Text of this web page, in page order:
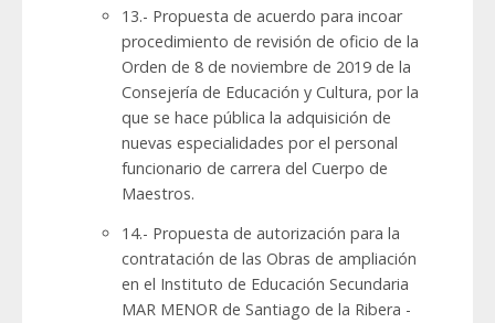
13.- Propuesta de acuerdo para incoar
procedimiento de revisión de oficio de la
Orden de 8 de noviembre de 2019 de la
Consejería de Educación y Cultura, por la
que se hace pública la adquisición de
nuevas especialidades por el personal
funcionario de carrera del Cuerpo de
Maestros.
14.- Propuesta de autorización para la
contratación de las Obras de ampliación
en el Instituto de Educación Secundaria
MAR MENOR de Santiago de la Ribera -